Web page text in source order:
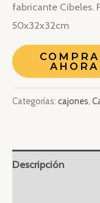
fabricante Cibeles.
50x32x32cm
AHORA
Categorías: cajones,
Descripción